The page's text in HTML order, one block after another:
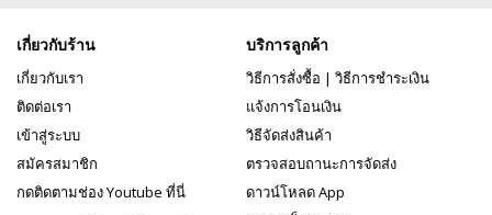
เกี่ยวกับร้าน
เกี่ยวกับเรา
ติดต่อเรา
เข้าสู่ระบบ
สมัครสมาชิก
กดติดตามช่อง Youtube ที่นี่
บริการลูกค้า
วิธีการสั่งซื้อ | วิธีการชำระเงิน
แจ้งการโอนเงิน
วิธีจัดส่งสินค้า
ตรวจสอบถานะการจัดส่ง
ดาวน์โหลด App